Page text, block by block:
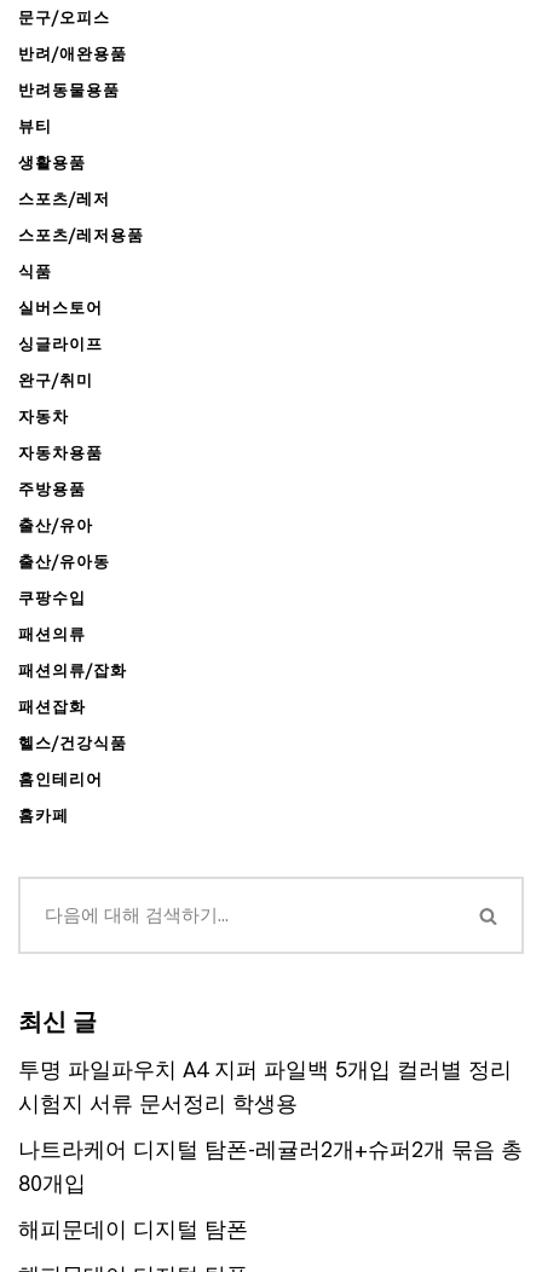
문구/오피스
반려/애완용품
반려동물용품
뷰티
생활용품
스포츠/레저
스포츠/레저용품
식품
실버스토어
싱글라이프
완구/취미
자동차
자동차용품
주방용품
출산/유아
출산/유아동
쿠팡수입
패션의류
패션의류/잡화
패션잡화
헬스/건강식품
홈인테리어
홈카페
최신 글
투명 파일파우치 A4 지퍼 파일백 5개입 컬러별 정리
시험지 서류 문서정리 학생용
나트라케어 디지털 탐폰-레귤러2개+슈퍼2개 묶음 총
80개입
해피문데이 디지털 탐폰